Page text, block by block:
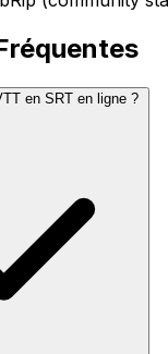
en SRT en ligne ?